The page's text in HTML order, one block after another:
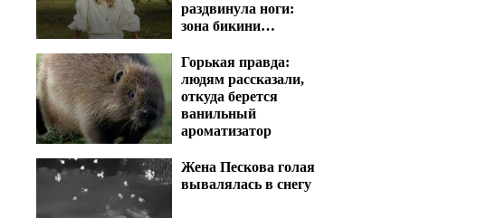
раздвинула ноги:
зона бикини
Горькая правда:
людям рассказали,
откуда берется
ванильный
ароматизатор
Жена Пескова голая
вывалялась в снегу